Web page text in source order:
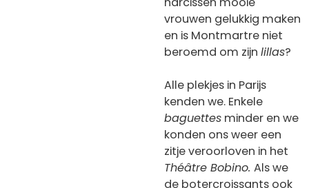
vrouwen gelukkig maken
en is Montmartre niet
beroemd om zijn lillas?
Alle plekjes in Parijs
kenden we. Enkele
baguettes minder en we
konden ons weer een
zitje veroorloven in het
Théâtre Bobino. Als we
de botercroissants ook